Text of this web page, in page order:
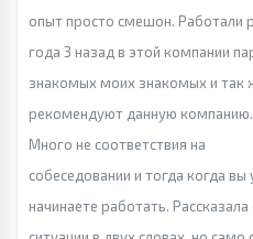
опыт просто смешон. Работали
года 3 назад в этой компании
знакомых моих знакомых и так
рекомендуют данную компанию.
Много не соответствия на
собеседовании и тогда когда вы
начинаете работать. Рассказала